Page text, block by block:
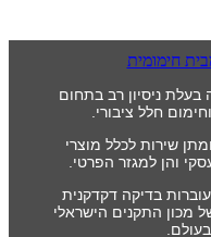
בעלת ניסיון רב בתחום
חלל ציבורי.
שירות לכלל מוצרי
והן למגזר הפרטי.
בדיקה דקדקנית
מכון התקנים הישראלי